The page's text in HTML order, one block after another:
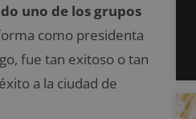
uno de los grupos
como presidenta
fue tan exitoso o tan
a la ciudad de